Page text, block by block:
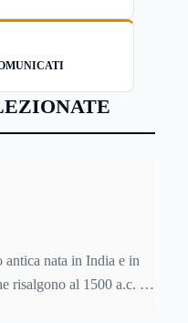
antica nata in India e in
risalgono al 1500 a.c. Si